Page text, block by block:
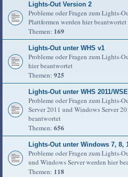
Lights-Out Version 2
Probleme oder Fragen zum Lights-
Plattformen werden hier beantwortet
Themen: 169
Lights-Out unter WHS v1
Probleme oder Fragen zum Lights-
hier beantwortet
Themen: 925
Lights-Out unter WHS 2011/
Probleme oder Fragen zum Lights-
Server 2011 und Windows Server
beantwortet
Themen: 656
Lights-Out unter Windows 7, 8,
Probleme oder Fragen zum Lights-
und Windows Server werden hier
Themen: 118